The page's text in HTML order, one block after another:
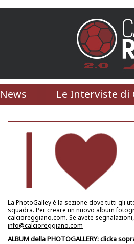
News Le Interviste di
La PhotoGalley è la sezione dove tutti gli
squadra. Per creare un nuovo album
calcioreggiano.com. Se avete
info@calcioreggiano.com
ALBUM della PHOTOGALLERY: clicka